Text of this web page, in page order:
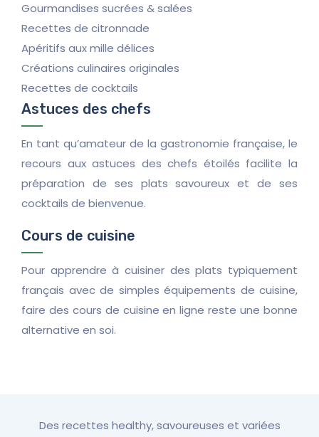
Gourmandises sucrées & salées
Recettes de citronnade
Apéritifs aux mille délices
Créations culinaires originales
Recettes de cocktails
Astuces des chefs
En tant qu’amateur de la gastronomie française, le
recours aux astuces des chefs étoilés facilite la
préparation de ses plats savoureux et de ses
cocktails de bienvenue.
Cours de cuisine
Pour apprendre à cuisiner des plats typiquement
français avec de simples équipements de cuisine,
faire des cours de cuisine en ligne reste une bonne
alternative en soi.
Des recettes healthy, savoureuses et variées